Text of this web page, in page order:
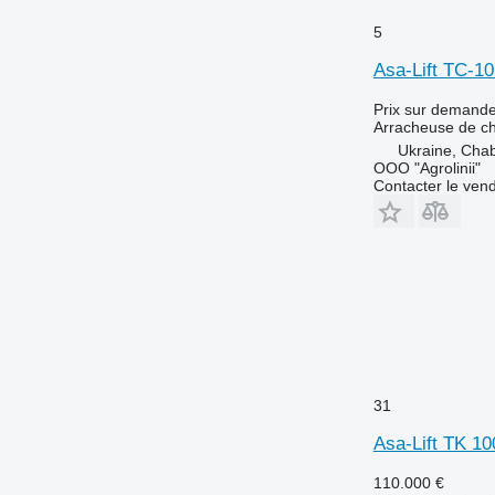
5
Asa-Lift TC-
Prix sur
Arracheuse de
Ukraine,
OOO "Agrolinii"
Contacter le
31
Asa-Lift TK
110.000 €